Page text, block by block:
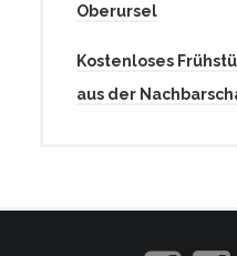
Oberursel
Kostenloses
aus der